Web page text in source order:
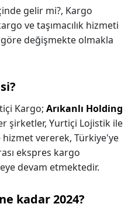
gelir mi?, Kargo
ve taşımacılık hizmeti
değişmekte olmakla
Kargo; Arıkanlı Holding
şirketler, Yurtiçi Lojistik ile
vererek, Türkiye'ye
ekspres kargo
devam etmektedir.
kadar 2024?